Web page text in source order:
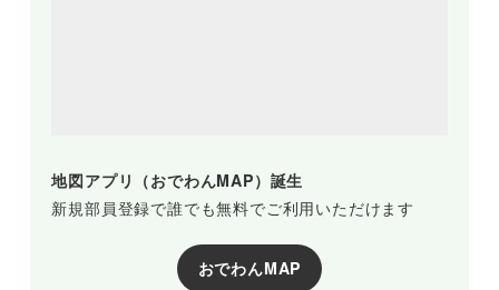
地図アプリ（おでわんMAP）誕生
新規部員登録で誰でも無料でご利用いただけます
おでわんMAP